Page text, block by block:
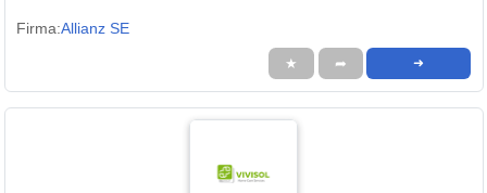
Firma:Allianz SE
★ ➦ ➜